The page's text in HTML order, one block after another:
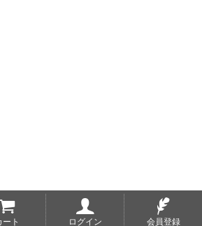
ート ログイン 会員登録